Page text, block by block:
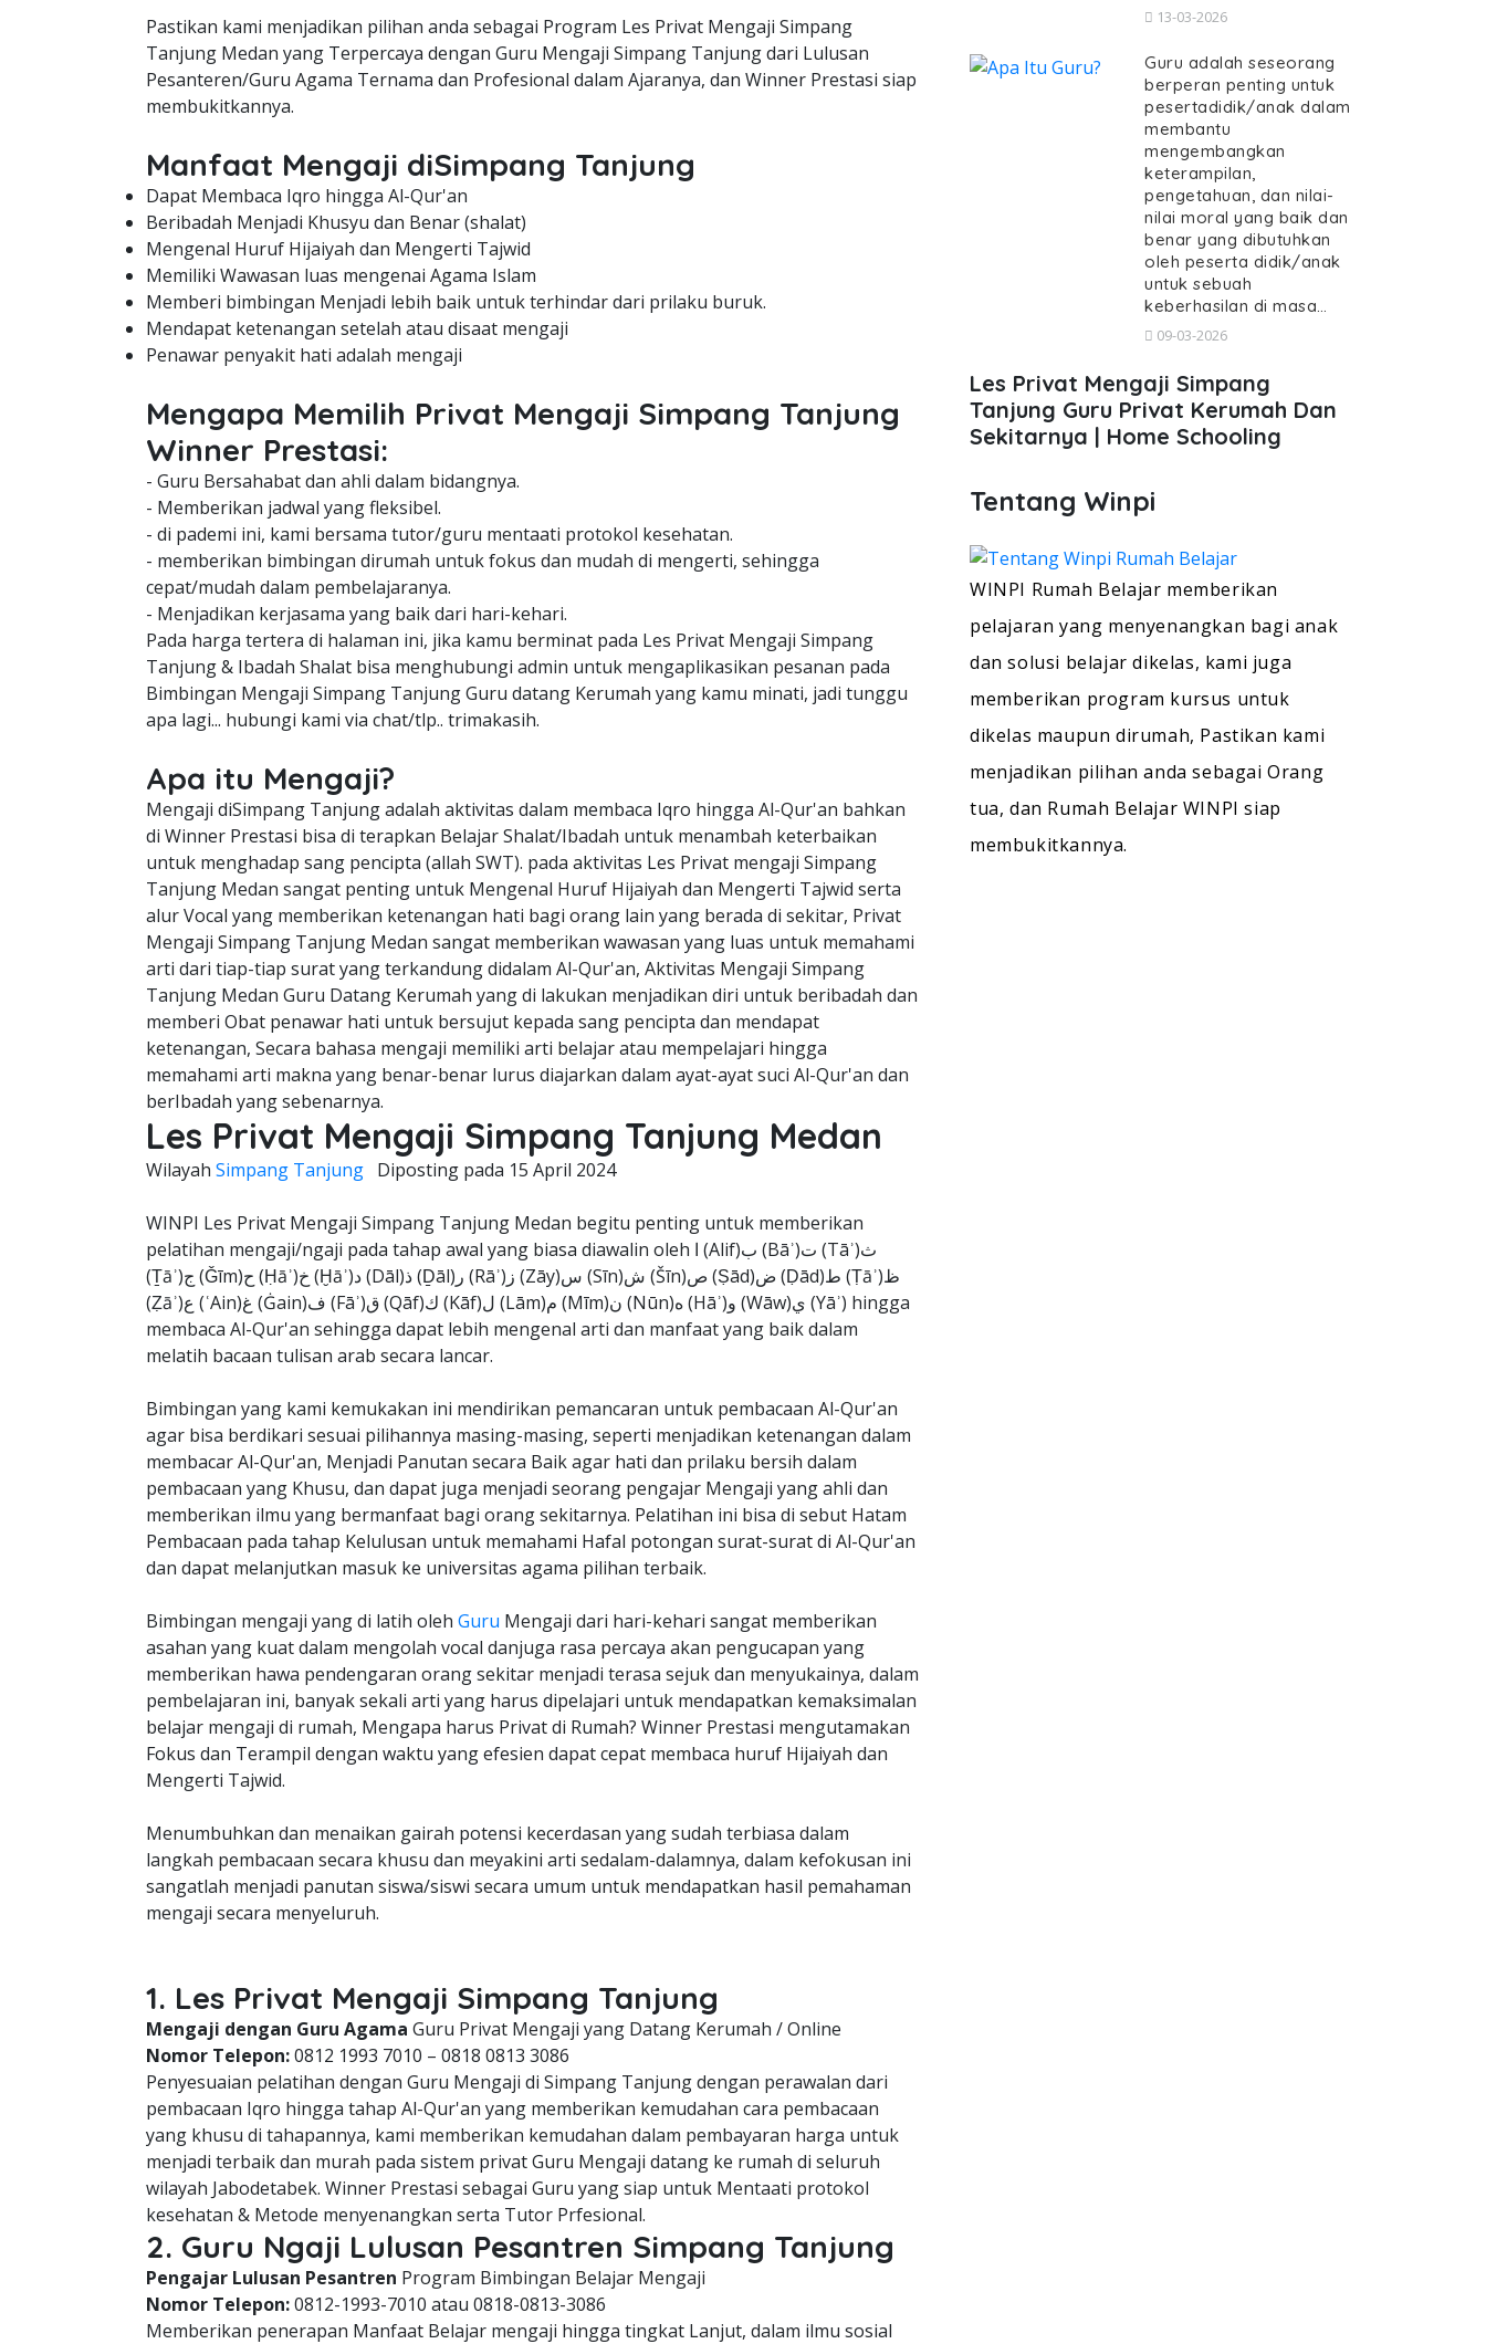
Pastikan kami menjadikan pilihan anda sebagai Program Les Privat Mengaji Simpang
Tanjung Medan yang Terpercaya dengan Guru Mengaji Simpang Tanjung dari Lulusan
Pesanteren/Guru Agama Ternama dan Profesional dalam Ajaranya, dan Winner Prestasi siap
membukitkannya.
Manfaat Mengaji diSimpang Tanjung
Dapat Membaca Iqro hingga Al-Qur'an
Beribadah Menjadi Khusyu dan Benar (shalat)
Mengenal Huruf Hijaiyah dan Mengerti Tajwid
Memiliki Wawasan luas mengenai Agama Islam
Memberi bimbingan Menjadi lebih baik untuk terhindar dari prilaku buruk.
Mendapat ketenangan setelah atau disaat mengaji
Penawar penyakit hati adalah mengaji
Mengapa Memilih Privat Mengaji Simpang Tanjung
Winner Prestasi:
- Guru Bersahabat dan ahli dalam bidangnya.
- Memberikan jadwal yang fleksibel.
- di pademi ini, kami bersama tutor/guru mentaati protokol kesehatan.
- memberikan bimbingan dirumah untuk fokus dan mudah di mengerti, sehingga
cepat/mudah dalam pembelajaranya.
- Menjadikan kerjasama yang baik dari hari-kehari.
Pada harga tertera di halaman ini, jika kamu berminat pada Les Privat Mengaji Simpang
Tanjung & Ibadah Shalat bisa menghubungi admin untuk mengaplikasikan pesanan pada
Bimbingan Mengaji Simpang Tanjung Guru datang Kerumah yang kamu minati, jadi tunggu
apa lagi... hubungi kami via chat/tlp.. trimakasih.
Apa itu Mengaji?
Mengaji diSimpang Tanjung adalah aktivitas dalam membaca Iqro hingga Al-Qur'an bahkan
di Winner Prestasi bisa di terapkan Belajar Shalat/Ibadah untuk menambah keterbaikan
untuk menghadap sang pencipta (allah SWT). pada aktivitas Les Privat mengaji Simpang
Tanjung Medan sangat penting untuk Mengenal Huruf Hijaiyah dan Mengerti Tajwid serta
alur Vocal yang memberikan ketenangan hati bagi orang lain yang berada di sekitar, Privat
Mengaji Simpang Tanjung Medan sangat memberikan wawasan yang luas untuk memahami
arti dari tiap-tiap surat yang terkandung didalam Al-Qur'an, Aktivitas Mengaji Simpang
Tanjung Medan Guru Datang Kerumah yang di lakukan menjadikan diri untuk beribadah dan
memberi Obat penawar hati untuk bersujut kepada sang pencipta dan mendapat
ketenangan, Secara bahasa mengaji memiliki arti belajar atau mempelajari hingga
memahami arti makna yang benar-benar lurus diajarkan dalam ayat-ayat suci Al-Qur'an dan
berIbadah yang sebenarnya.
Les Privat Mengaji Simpang Tanjung Medan
Wilayah Simpang Tanjung Diposting pada 15 April 2024
WINPI Les Privat Mengaji Simpang Tanjung Medan begitu penting untuk memberikan
pelatihan mengaji/ngaji pada tahap awal yang biasa diawalin oleh ا (Alif)ب (Bāʾ)ت (Tāʾ)ث
(Ṯāʾ)ج (Ǧīm)ح (Ḥāʾ)خ (Ḫāʾ)د (Dāl)ذ (Ḏāl)ر (Rāʾ)ز (Zāy)س (Sīn)ش (Šīn)ص (Ṣād)ض (Ḍād)ط (Ṭāʾ)ظ
(Ẓāʾ)ع (ʿAin)غ (Ġain)ف (Fāʾ)ق (Qāf)ك (Kāf)ل (Lām)م (Mīm)ن (Nūn)ه (Hāʾ)و (Wāw)ي (Yāʾ) hingga
membaca Al-Qur'an sehingga dapat lebih mengenal arti dan manfaat yang baik dalam
melatih bacaan tulisan arab secara lancar.
Bimbingan yang kami kemukakan ini mendirikan pemancaran untuk pembacaan Al-Qur'an
agar bisa berdikari sesuai pilihannya masing-masing, seperti menjadikan ketenangan dalam
membacar Al-Qur'an, Menjadi Panutan secara Baik agar hati dan prilaku bersih dalam
pembacaan yang Khusu, dan dapat juga menjadi seorang pengajar Mengaji yang ahli dan
memberikan ilmu yang bermanfaat bagi orang sekitarnya. Pelatihan ini bisa di sebut Hatam
Pembacaan pada tahap Kelulusan untuk memahami Hafal potongan surat-surat di Al-Qur'an
dan dapat melanjutkan masuk ke universitas agama pilihan terbaik.
Bimbingan mengaji yang di latih oleh Guru Mengaji dari hari-kehari sangat memberikan
asahan yang kuat dalam mengolah vocal danjuga rasa percaya akan pengucapan yang
memberikan hawa pendengaran orang sekitar menjadi terasa sejuk dan menyukainya, dalam
pembelajaran ini, banyak sekali arti yang harus dipelajari untuk mendapatkan kemaksimalan
belajar mengaji di rumah, Mengapa harus Privat di Rumah? Winner Prestasi mengutamakan
Fokus dan Terampil dengan waktu yang efesien dapat cepat membaca huruf Hijaiyah dan
Mengerti Tajwid.
Menumbuhkan dan menaikan gairah potensi kecerdasan yang sudah terbiasa dalam
langkah pembacaan secara khusu dan meyakini arti sedalam-dalamnya, dalam kefokusan ini
sangatlah menjadi panutan siswa/siswi secara umum untuk mendapatkan hasil pemahaman
mengaji secara menyeluruh.
1. Les Privat Mengaji Simpang Tanjung
Mengaji dengan Guru Agama Guru Privat Mengaji yang Datang Kerumah / Online
Nomor Telepon:0812 1993 7010 – 0818 0813 3086
Penyesuaian pelatihan dengan Guru Mengaji di Simpang Tanjung dengan perawalan dari
pembacaan Iqro hingga tahap Al-Qur'an yang memberikan kemudahan cara pembacaan
yang khusu di tahapannya, kami memberikan kemudahan dalam pembayaran harga untuk
menjadi terbaik dan murah pada sistem privat Guru Mengaji datang ke rumah di seluruh
wilayah Jabodetabek. Winner Prestasi sebagai Guru yang siap untuk Mentaati protokol
kesehatan & Metode menyenangkan serta Tutor Prfesional.
2. Guru Ngaji Lulusan Pesantren Simpang Tanjung
Pengajar Lulusan Pesantren Program Bimbingan Belajar Mengaji
Nomor Telepon:0812-1993-7010 atau 0818-0813-3086
Memberikan penerapan Manfaat Belajar mengaji hingga tingkat Lanjut, dalam ilmu sosial
13-03-2026
Guru adalah seseorang
berperan penting untuk
pesertadidik/anak dalam
membantu
mengembangkan
keterampilan,
pengetahuan, dan nilai-
nilai moral yang baik dan
benar yang dibutuhkan
oleh peserta didik/anak
untuk sebuah
keberhasilan di masa…
09-03-2026
Les Privat Mengaji Simpang
Tanjung Guru Privat Kerumah Dan
Sekitarnya | Home Schooling
Tentang Winpi
WINPI Rumah Belajar memberikan
pelajaran yang menyenangkan bagi anak
dan solusi belajar dikelas, kami juga
memberikan program kursus untuk
dikelas maupun dirumah, Pastikan kami
menjadikan pilihan anda sebagai Orang
tua, dan Rumah Belajar WINPI siap
membukitkannya.